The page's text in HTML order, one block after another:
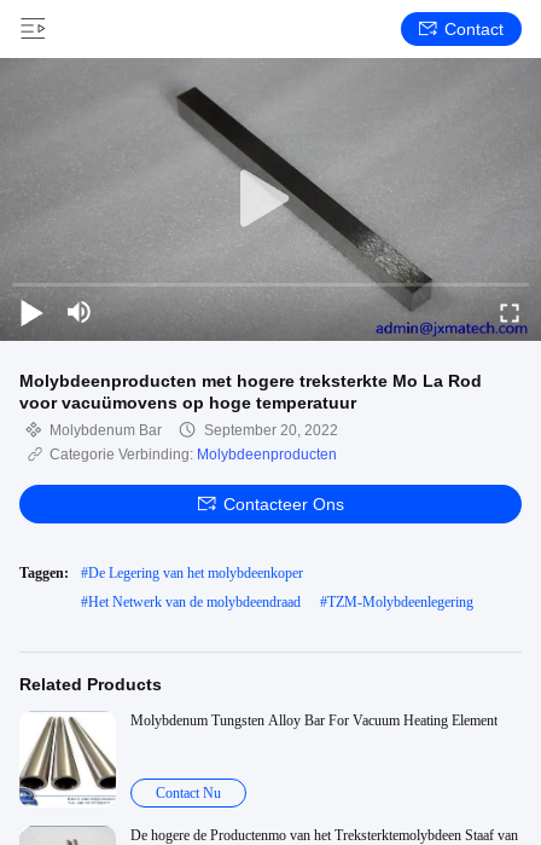
Contact
Molybdeenproducten met hogere treksterkte Mo La Rod
voor vacuümovens op hoge temperatuur
Molybdenum Bar
September 20, 2022
Categorie Verbinding: Molybdeenproducten
Contacteer Ons
Taggen: #De Legering van het molybdeenkoper
#Het Netwerk van de molybdeendraad #TZM-Molybdeenlegering
Related Products
Molybdenum Tungsten Alloy Bar For Vacuum Heating Element
Contact Nu
De hogere de Productenmo van het Treksterktemolybdeen Staaf van